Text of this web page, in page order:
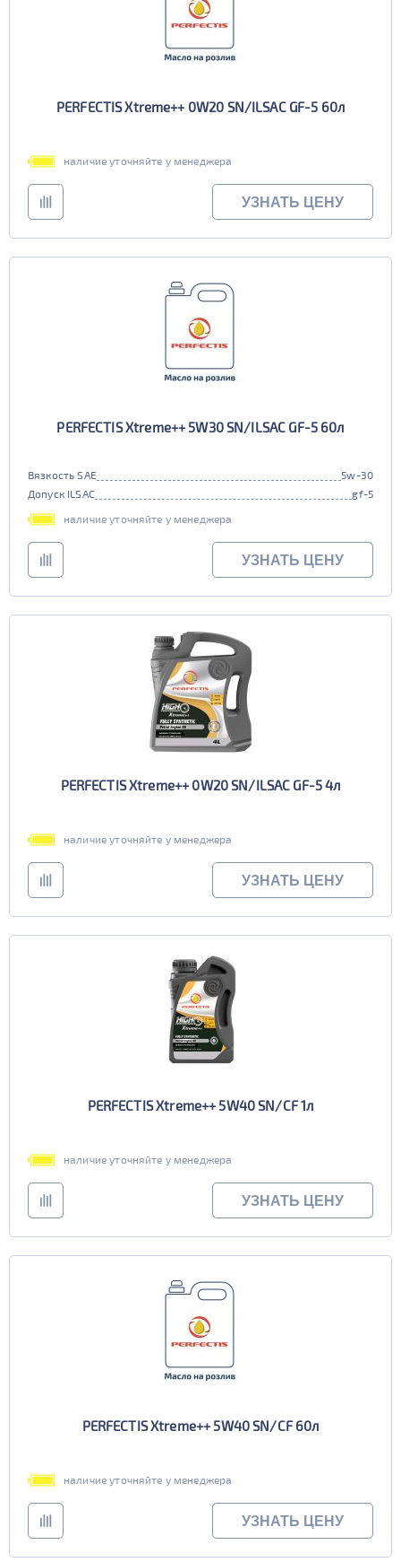
PERFECTIS Xtreme++ 0W20 SN/ILSAC GF-5 60л
наличие уточняйте у менеджера
УЗНАТЬ ЦЕНУ
PERFECTIS Xtreme++ 5W30 SN/ILSAC GF-5 60л
Вязкость SAE
5w-30
Допуск ILSAC
gf-5
наличие уточняйте у менеджера
УЗНАТЬ ЦЕНУ
PERFECTIS Xtreme++ 0W20 SN/ILSAC GF-5 4л
наличие уточняйте у менеджера
УЗНАТЬ ЦЕНУ
PERFECTIS Xtreme++ 5W40 SN/CF 1л
наличие уточняйте у менеджера
УЗНАТЬ ЦЕНУ
PERFECTIS Xtreme++ 5W40 SN/CF 60л
наличие уточняйте у менеджера
УЗНАТЬ ЦЕНУ